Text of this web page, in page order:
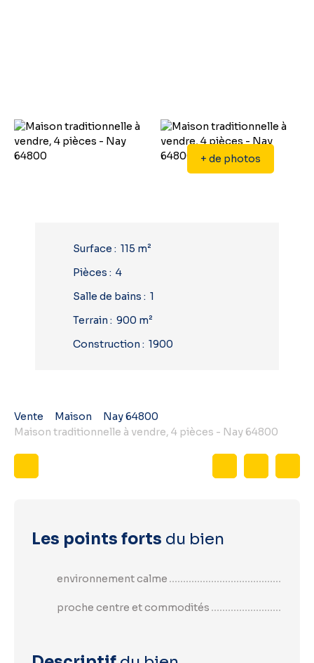
+ de photos
Surface : 115 m²
Pièces : 4
Salle de bains : 1
Terrain : 900 m²
Construction : 1900
Vente Maison
Nay 64800
Maison traditionnelle à vendre, 4 pièces - Nay 64800
Les points forts du bien
environnement calme
proche centre et commodités